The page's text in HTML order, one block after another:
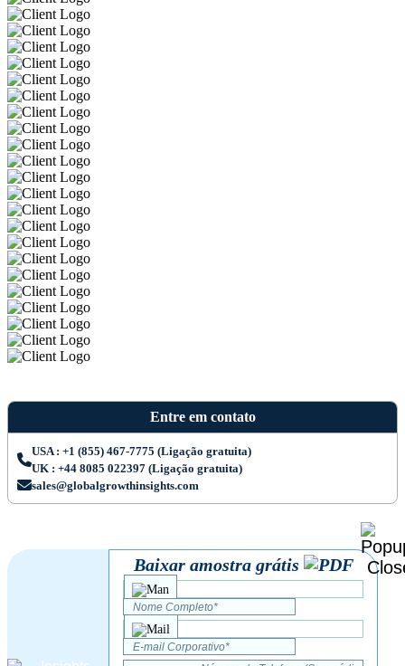
Entre em contato
USA : +1 (855) 467-7775 (Ligação gratuita)
UK : +44 8085 022397 (Ligação gratuita)
sales@globalgrowthinsights.com
Baixar amostra grátis